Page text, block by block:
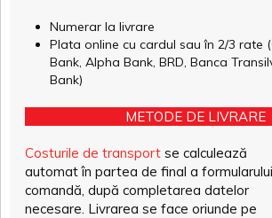
Numerar la livrare
Plata online cu cardul sau în 2/3 rate
Bank, Alpha Bank, BRD, Banca
Bank)
METODE DE LIVRARE
Costurile de transport se calculează
automat în partea de final a
comandă, după completarea datelor
necesare. Livrarea se face oriunde pe